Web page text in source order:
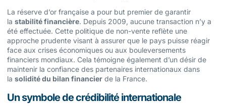
La réserve d’or française a pour but premier de garantir
la stabilité financière. Depuis 2009, aucune transaction n’y a
été effectuée. Cette politique de non-vente reflète une
approche prudente visant à assurer que le pays puisse réagir
face aux crises économiques ou aux bouleversements
financiers mondiaux. Cela témoigne également d’un désir de
maintenir la confiance des partenaires internationaux dans
la solidité du bilan financier de la France.
Un symbole de crédibilité internationale